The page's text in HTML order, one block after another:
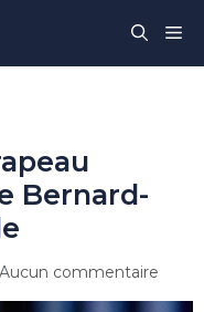
Bernard-
Aucun commentaire